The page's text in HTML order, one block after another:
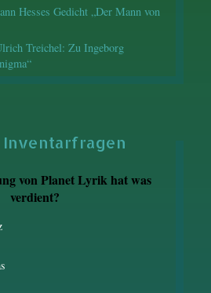
Hesses Gedicht „Der Mann von
Treichel: Zu Ingeborg
Inventarfragen
von Planet Lyrik hat was
verdient?